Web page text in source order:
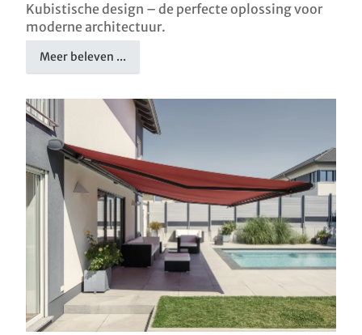
Kubistische design – de perfecte oplossing voor
moderne architectuur.
Meer beleven ...